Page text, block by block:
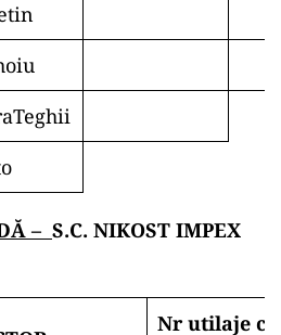
– S.C. NIKOST IMPEX
Nr utilaje